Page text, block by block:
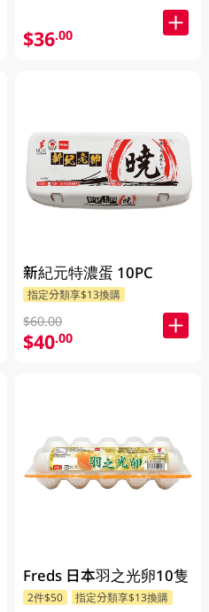
$36.00
新紀元特濃蛋 10PC
指定分類享$13換購
$60.00
$40.00
Freds 日本羽之光卵10隻
2件$50 指定分類享$13換購